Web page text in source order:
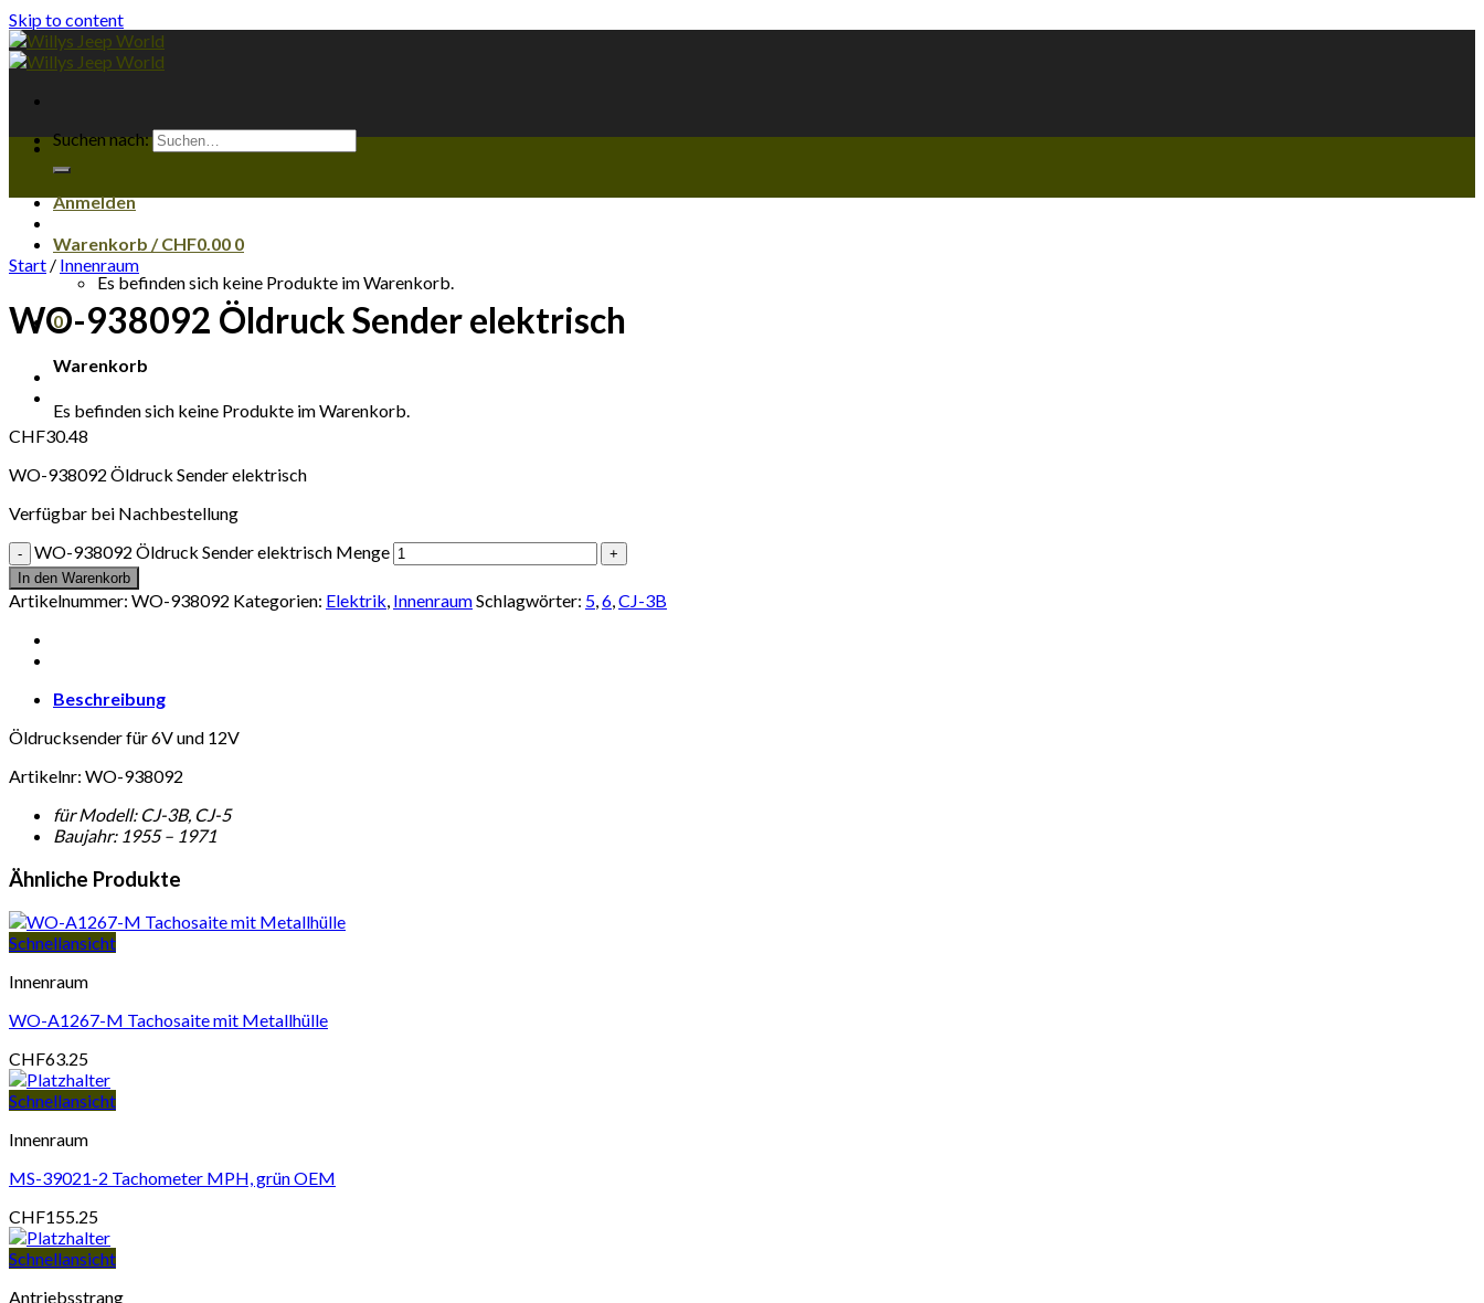
Skip to content
Suchen nach:
Anmelden
Warenkorb /CHF0.00 0
Es befinden sich keine Produkte im Warenkorb.
0
Warenkorb
Es befinden sich keine Produkte im Warenkorb.
Start / Innenraum
WO-938092 Öldruck Sender elektrisch
CHF30.48
WO-938092 Öldruck Sender elektrisch
Verfügbar bei Nachbestellung
WO-938092 Öldruck Sender elektrisch Menge
In den Warenkorb
Artikelnummer: WO-938092 Kategorien: Elektrik, InnenraumSchlagwörter: 5,6,CJ-3B
Beschreibung
Öldrucksender für 6V und 12V
Artikelnr: WO-938092
für Modell: CJ-3B, CJ-5
Baujahr: 1955 – 1971
Ähnliche Produkte
Schnellansicht
Innenraum
WO-A1267-M Tachosaite mit Metallhülle
CHF63.25
Schnellansicht
Innenraum
MS-39021-2 Tachometer MPH, grün OEM
CHF155.25
Schnellansicht
Antriebsstrang